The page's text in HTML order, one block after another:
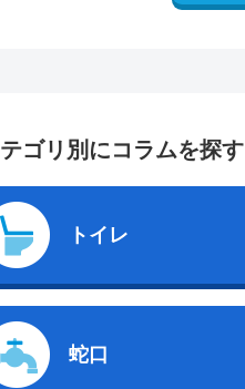
ゴリ別にコラムを探す
トイレ
蛇口